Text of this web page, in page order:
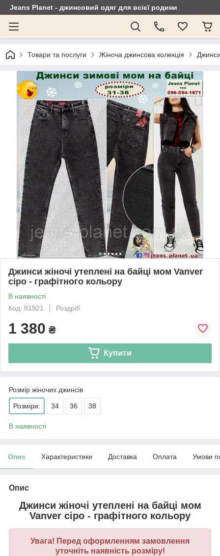
Jeans Planet - джинсовий одяг для всієї родини
Товари та послуги Жіноча джинсова колекція
Джинси жіночі утеплені на байці мом Vanver
сіро - графітного кольору
В наявності
Код: 81921
Роздріб
1 380 ₴
Купити
Розмір жіночих джинсів
Розміри: 34 36 38
В наявності
Опис Характеристики Доставка Оплата Умови
Опис
Джинси жіночі утеплені на байці мом
Vanver сіро - графітного кольору
Увага! Перед оформленням замовлення
уточніть наявність розміру!